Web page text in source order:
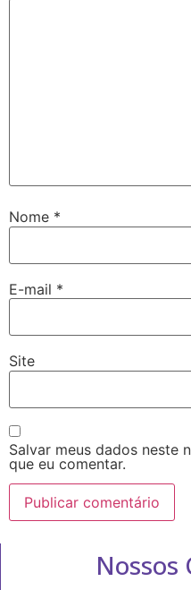
Nome *
E-mail *
Site
Salvar meus dados neste
que eu comentar.
Nossos